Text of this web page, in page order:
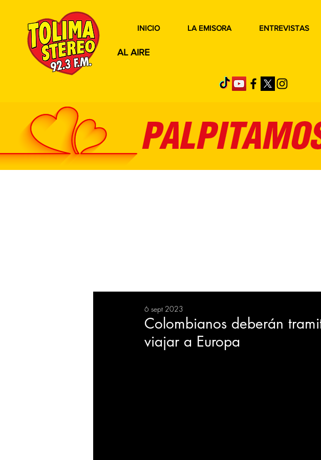
AL AIRE
INICIO LA EMISORA ENTREVISTAS
BIENESTAR EVENTOS
TECNOLOGIA
Colombianos deberán
viajar a Europa
6 sept 2023